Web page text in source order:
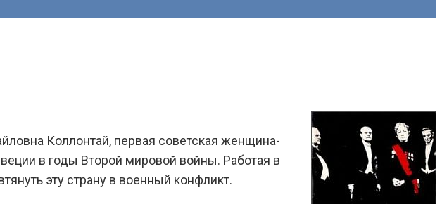
Коллонтай, первая советская женщина-
в годы Второй мировой войны. Работая в
эту страну в военный конфликт.